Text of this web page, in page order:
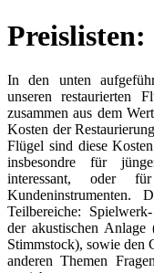
Preislisten:
In den unten
unseren restaurierten
zusammen aus dem
Kosten der
Flügel sind diese
insbesondre für
interessant, oder
Kundeninstrumenten.
Teilbereiche:
der akustischen Anlage
Stimmstock), sowie den
anderen Themen